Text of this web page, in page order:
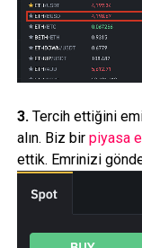
3. Tercih ettiğini
alın. Biz bir piyasa
ettik. Emrinizi